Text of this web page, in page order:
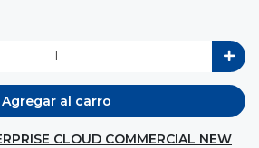
Agregar al carro
CLOUD COMMERCIAL NEW